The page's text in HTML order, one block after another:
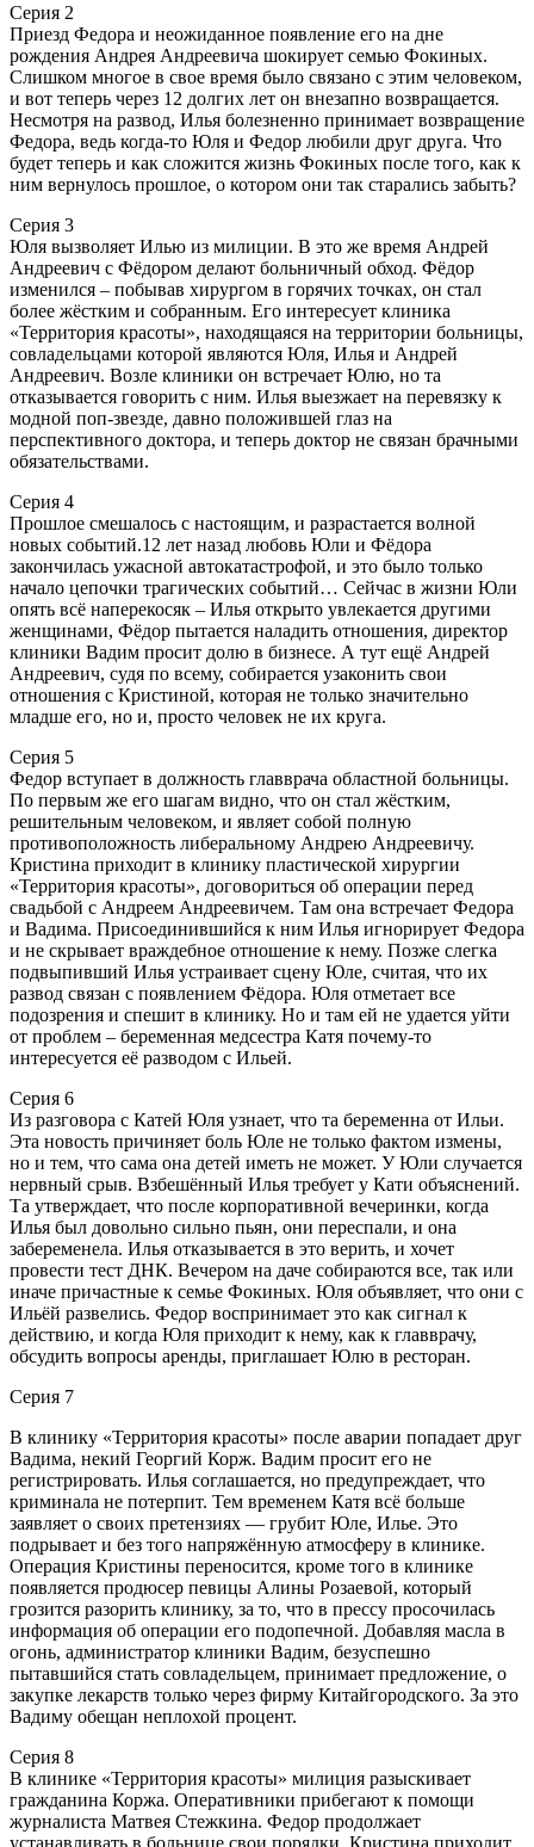
Серия 2
Приезд Федора и неожиданное появление его на дне
рождения Андрея Андреевича шокирует семью Фокиных.
Слишком многое в свое время было связано с этим человеком,
и вот теперь через 12 долгих лет он внезапно возвращается.
Несмотря на развод, Илья болезненно принимает возвращение
Федора, ведь когда-то Юля и Федор любили друг друга. Что
будет теперь и как сложится жизнь Фокиных после того, как к
ним вернулось прошлое, о котором они так старались забыть?
Серия 3
Юля вызволяет Илью из милиции. В это же время Андрей
Андреевич с Фёдором делают больничный обход. Фёдор
изменился – побывав хирургом в горячих точках, он стал
более жёстким и собранным. Его интересует клиника
«Территория красоты», находящаяся на территории больницы,
совладельцами которой являются Юля, Илья и Андрей
Андреевич. Возле клиники он встречает Юлю, но та
отказывается говорить с ним. Илья выезжает на перевязку к
модной поп-звезде, давно положившей глаз на
перспективного доктора, и теперь доктор не связан брачными
обязательствами.
Серия 4
Прошлое смешалось с настоящим, и разрастается волной
новых событий.12 лет назад любовь Юли и Фёдора
закончилась ужасной автокатастрофой, и это было только
начало цепочки трагических событий… Сейчас в жизни Юли
опять всё наперекосяк – Илья открыто увлекается другими
женщинами, Фёдор пытается наладить отношения, директор
клиники Вадим просит долю в бизнесе. А тут ещё Андрей
Андреевич, судя по всему, собирается узаконить свои
отношения с Кристиной, которая не только значительно
младше его, но и, просто человек не их круга.
Серия 5
Федор вступает в должность главврача областной больницы.
По первым же его шагам видно, что он стал жёстким,
решительным человеком, и являет собой полную
противоположность либеральному Андрею Андреевичу.
Кристина приходит в клинику пластической хирургии
«Территория красоты», договориться об операции перед
свадьбой с Андреем Андреевичем. Там она встречает Федора
и Вадима. Присоединившийся к ним Илья игнорирует Федора
и не скрывает враждебное отношение к нему. Позже слегка
подвыпивший Илья устраивает сцену Юле, считая, что их
развод связан с появлением Фёдора. Юля отметает все
подозрения и спешит в клинику. Но и там ей не удается уйти
от проблем – беременная медсестра Катя почему-то
интересуется её разводом с Ильей.
Серия 6
Из разговора с Катей Юля узнает, что та беременна от Ильи.
Эта новость причиняет боль Юле не только фактом измены,
но и тем, что сама она детей иметь не может. У Юли случается
нервный срыв. Взбешённый Илья требует у Кати объяснений.
Та утверждает, что после корпоративной вечеринки, когда
Илья был довольно сильно пьян, они переспали, и она
забеременела. Илья отказывается в это верить, и хочет
провести тест ДНК. Вечером на даче собираются все, так или
иначе причастные к семье Фокиных. Юля объявляет, что они с
Ильёй развелись. Федор воспринимает это как сигнал к
действию, и когда Юля приходит к нему, как к главврачу,
обсудить вопросы аренды, приглашает Юлю в ресторан.
Серия 7
В клинику «Территория красоты» после аварии попадает друг
Вадима, некий Георгий Корж. Вадим просит его не
регистрировать. Илья соглашается, но предупреждает, что
криминала не потерпит. Тем временем Катя всё больше
заявляет о своих претензиях — грубит Юле, Илье. Это
подрывает и без того напряжённую атмосферу в клинике.
Операция Кристины переносится, кроме того в клинике
появляется продюсер певицы Алины Розаевой, который
грозится разорить клинику, за то, что в прессу просочилась
информация об операции его подопечной. Добавляя масла в
огонь, администратор клиники Вадим, безуспешно
пытавшийся стать совладельцем, принимает предложение, о
закупке лекарств только через фирму Китайгородского. За это
Вадиму обещан неплохой процент.
Серия 8
В клинике «Территория красоты» милиция разыскивает
гражданина Коржа. Оперативники прибегают к помощи
журналиста Матвея Стежкина. Федор продолжает
устанавливать в больнице свои порядки. Кристина приходит